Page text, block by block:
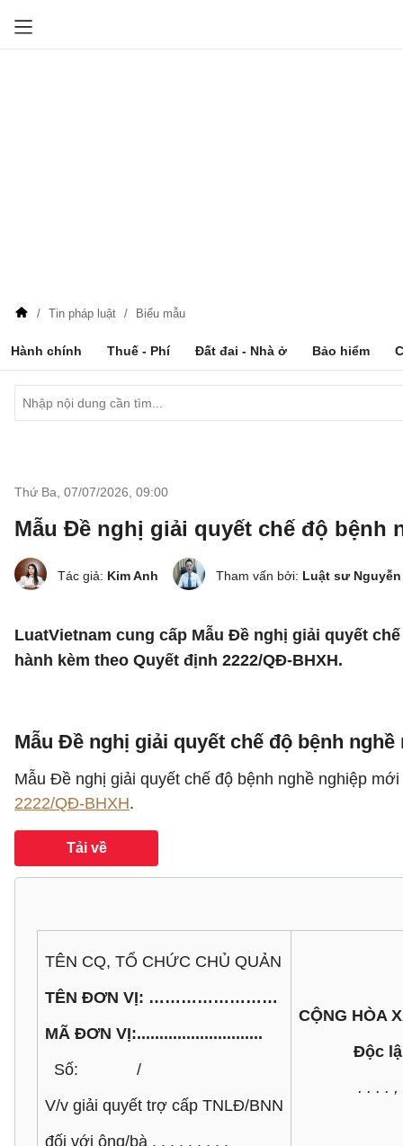
Tin pháp luật Biểu mẫu
Hành chính Thuế - Phí Đất đai - Nhà ở Bảo hiểm
Thứ Ba, 07/07/2026 09:00
Mẫu Đề nghị giải quyết chế độ bệnh
Tác giả: Kim Anh Tham vấn bởi: Luật sư
LuatVietnam cung cấp Mẫu Đề nghị giải quyết
hành kèm theo Quyết định 2222/QĐ-BHXH.
Mẫu Đề nghị giải quyết chế độ bệnh nghề
Mẫu Đề nghị giải quyết chế độ bệnh nghề nghiệp
2222/QĐ-BHXH.
Tải về
TÊN CQ, TỔ CHỨC CHỦ QUẢN
TÊN ĐƠN VỊ: ……………………
MÃ ĐƠN VỊ:............................
Số: /
V/v giải quyết trợ cấp TNLĐ/BNN
đối với ông/bà . . . . . . . . .
CỘNG HÒA
Độc
. . . .